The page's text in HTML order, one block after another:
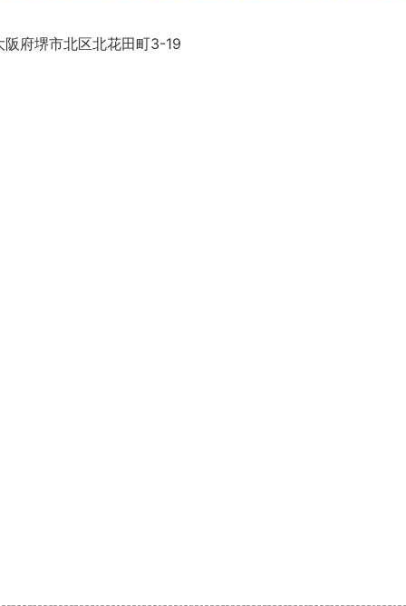
阪府堺市北区北花田町3-19